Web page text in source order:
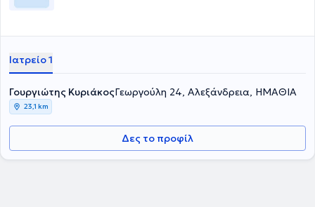
Ιατρείο 1
Γουργιώτης ΚυριάκοςΓεωργούλη 24, Αλεξάνδρεια, ΗΜΑΘΙΑ
23,1 km
Δες το προφίλ